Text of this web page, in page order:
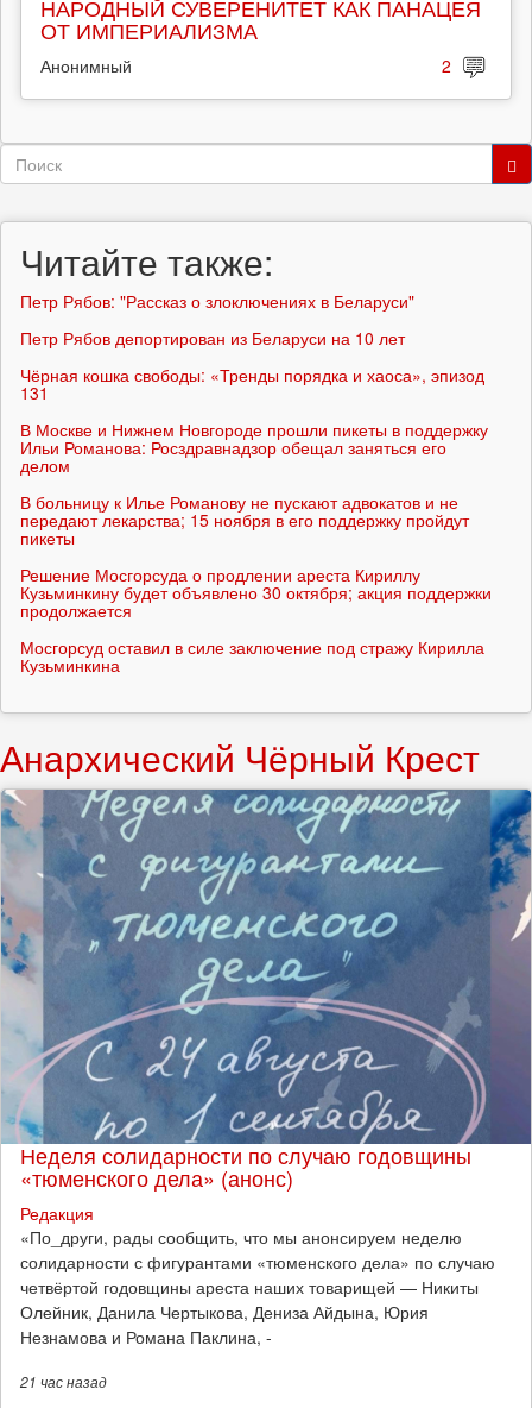
НАРОДНЫЙ СУВЕРЕНИТЕТ КАК ПАНАЦЕЯ
ОТ ИМПЕРИАЛИЗМА
Анонимный 2
Форма
Читайте также:
Петр Рябов: "Рассказ о злоключениях в Беларуси"
Петр Рябов депортирован из Беларуси на 10 лет
Чёрная кошка свободы: «Тренды порядка и хаоса», эпизод
131
В Москве и Нижнем Новгороде прошли пикеты в поддержку
Ильи Романова: Росздравнадзор обещал заняться его
делом
В больницу к Илье Романову не пускают адвокатов и не
передают лекарства; 15 ноября в его поддержку пройдут
пикеты
Решение Мосгорсуда о продлении ареста Кириллу
Кузьминкину будет объявлено 30 октября; акция поддержки
продолжается
Мосгорсуд оставил в силе заключение под стражу Кирилла
Кузьминкина
Анархический Чёрный Крест
Неделя солидарности по случаю годовщины
«тюменского дела» (анонс)
Редакция
​«По_други, рады сообщить, что мы анонсируем неделю
солидарности с фигурантами «тюменского дела» по случаю
четвёртой годовщины ареста наших товарищей — Никиты
Олейник, Данила Чертыкова, Дениза Айдына, Юрия
Незнамова и Романа Паклина, -
21 часназад